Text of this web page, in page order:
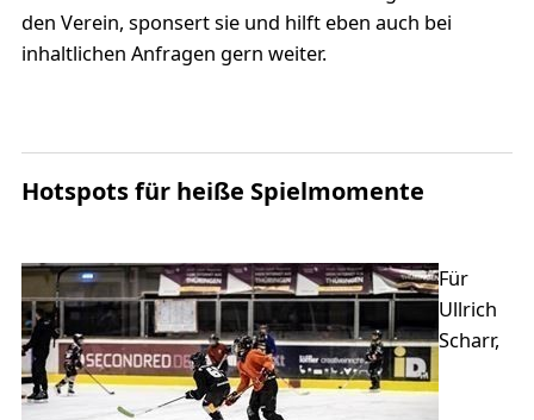
den Verein, sponsert sie und hilft eben auch bei
inhaltlichen Anfragen gern weiter.
Hotspots für heiße Spielmomente
Für
Ullrich
Scharr,